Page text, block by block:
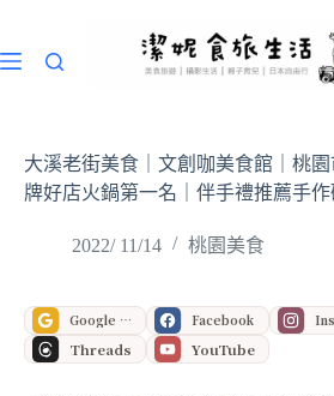
主
大溪老街美食｜文創咖美食館｜桃
牌好店火鍋第一名｜伴手禮推薦手
2022/ 11/14 桃園美食
Google 偏好來源 Facebook
Threads YouTube